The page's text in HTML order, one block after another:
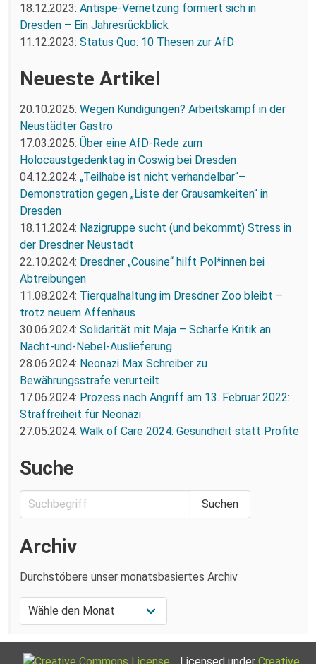
18.12.2023: Antispe-Vernetzung formiert sich in
Dresden – Ein Jahresrückblick
11.12.2023: Status Quo: 10 Thesen zur AfD
Neueste Artikel
20.10.2025: Wegen Kündigungen? Arbeitskampf in der
Neustädter Gastro
17.03.2025: Über eine AfD-Rede zum
Holocaustgedenktag in Coswig bei Dresden
04.12.2024: „Teilhabe ist nicht verhandelbar“–
Demonstration gegen „Liste der Grausamkeiten“ in
Dresden
18.11.2024: Nazigruppe sucht (und bekommt) Stress in
der Dresdner Neustadt
22.10.2024: Dresdner „Cousine“ hilft Pol*innen bei
Abtreibungen
11.08.2024: Tierqualhaltung im Dresdner Zoo bleibt –
trotz neuem Affenhaus
30.06.2024: Solidarität mit Maja – Scharfe Kritik an
Nacht-und-Nebel-Auslieferung
28.06.2024: Neonazi Max Schreiber zu
Bewährungsstrafe verurteilt
17.06.2024: Prozess nach Angriff am 13. Februar 2022:
Straffreiheit für Neonazi
27.05.2024: Walk of Care 2024: Gesundheit statt Profite
Suche
Archiv
Durchstöbere unser monatsbasiertes Archiv
Licensed under Creative